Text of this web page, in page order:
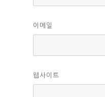
이메일
웹사이트